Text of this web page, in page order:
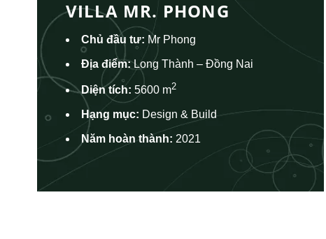
VILLA MR. PHONG
Chủ đầu tư: Mr Phong
Địa điểm:Long Thành – Đồng Nai
Diện tích: 5600 m2
Hạng mục: Design & Build
Năm hoàn thành: 2021